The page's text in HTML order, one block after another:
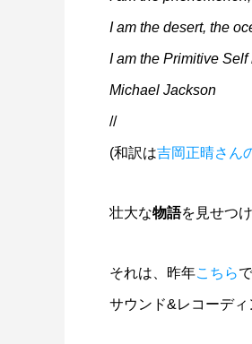
I am the desert, the
I am the Primitive Self
Michael Jackson
//
(和訳は吉岡正晴さん
壮大な物語を見せつ
それは、昨年こちら
サウンド&レコーデ